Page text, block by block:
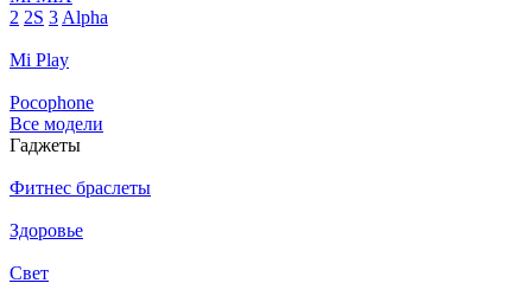
2 2S 3 Alpha
Mi Play
Pocophone
Все модели
Гаджеты
Фитнес браслеты
Здоровье
Свет